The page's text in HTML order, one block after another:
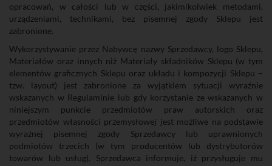
opracowań, w całości lub w części, jakimikolwiek metodami,
urządzeniami, technikami, bez pisemnej zgody Sklepu jest
zabronione.
Wykorzystywanie przez Nabywcę nazwy Sprzedawcy, logo Sklepu,
Materiałów oraz innych niż Materiały składników Sklepu (w tym
elementów graficznych Sklepu oraz układu i kompozycji Sklepu –
tzw. layout) jest zabronione za wyjątkiem sytuacji wyraźnie
wskazanych w Regulaminie lub gdy korzystanie ze wskazanych w
niniejszym punkcie przedmiotów praw autorskich oraz
przedmiotów własności przemysłowej jest możliwe na podstawie
wyraźnej pisemnej zgody Sprzedawcy lub uprawnionych
podmiotów trzecich (w tym producentów lub dystrybutorów
towarów lub usług). Sprzedawca informuje, iż przysługuje mu